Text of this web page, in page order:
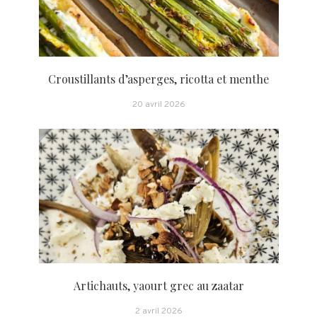
Croustillants d’asperges, ricotta et menthe
20 avril 2026
Artichauts, yaourt grec au zaatar
2 avril 2026